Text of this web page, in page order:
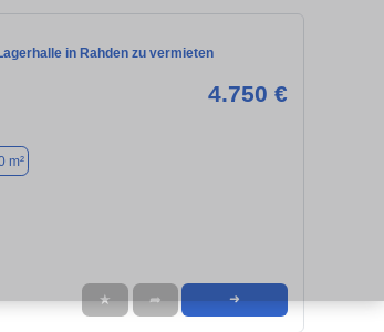
in Rahden zu vermieten
4.750 €
m²
★ ➦ ➜